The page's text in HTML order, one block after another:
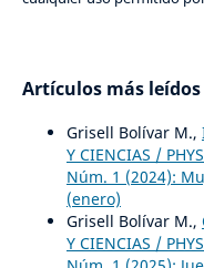
Artículos más
Grisell Bolívar M.,
Y CIENCIAS /
Núm. 1 (2024):
(enero)
Grisell Bolívar M.,
Y CIENCIAS /